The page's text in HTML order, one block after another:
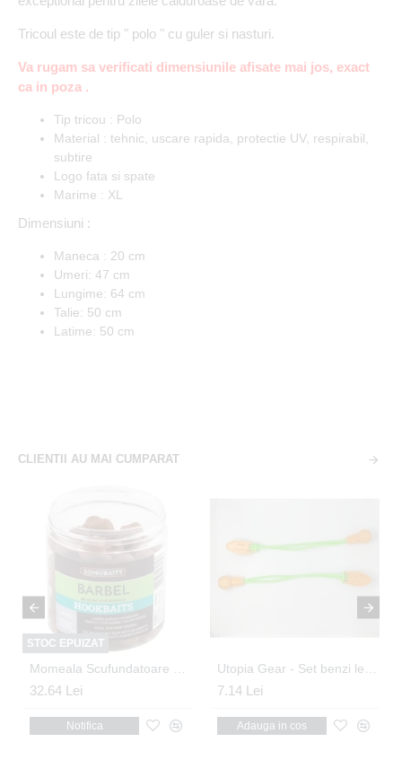
Tricoul este de tip " polo " cu guler si nasturi.
Va rugam sa verificati dimensiunile afisate mai jos, exact
ca in poza .
Tip tricou : Polo
Material : tehnic, uscare rapida, protectie UV, respirabil,
subtire
Logo fata si spate
Marime : XL
Dimensiuni :
Maneca : 20 cm
Umeri: 47 cm
Lungime: 64 cm
Talie: 50 cm
Latime: 50 cm
CLIENTII AU MAI CUMPARAT
STOC EPUIZAT
32.64 Lei
Notifica
7.14 Lei
Adauga in cos